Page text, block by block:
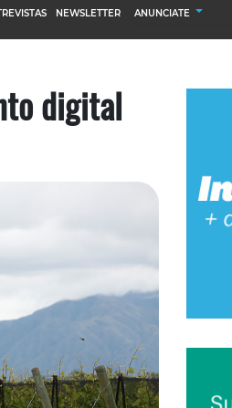
NEWSLETTER ANUNCIATE
Email Marketing
digital